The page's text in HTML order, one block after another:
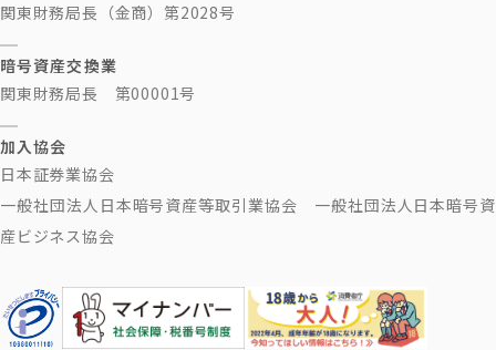
関東財務局長（金商）第2028号
暗号資産交換業
関東財務局長 第00001号
加入協会
日本証券業協会
一般社団法人日本暗号資産等取引業協会 一般社団法人日本暗号資
産ビジネス協会